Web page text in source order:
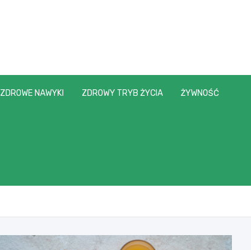
ZDROWE NAWYKI ZDROWY TRYB ŻYCIA ŻYWNOŚĆ